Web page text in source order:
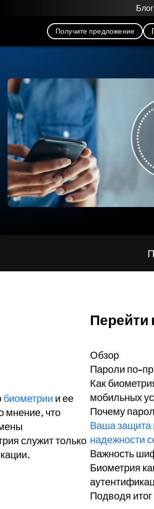
Блог
Получите предложение
биометрии и ее
мнение, что
служит только
Перейти
Обзор
Пароли по-
Как
мобильных
Почему
Ваша защита
надежности
Важность
Биометрия
Подводя итог